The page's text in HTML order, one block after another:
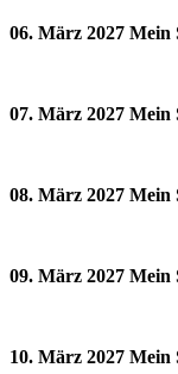
06. März 2027 Mein
07. März 2027 Mein
08. März 2027 Mein
09. März 2027 Mein
10. März 2027 Mein